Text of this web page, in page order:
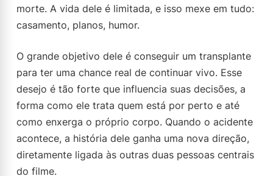
morte. A vida dele é limitada, e isso mexe em tudo:
casamento, planos, humor.
O grande objetivo dele é conseguir um transplante
para ter uma chance real de continuar vivo. Esse
desejo é tão forte que influencia suas decisões, a
forma como ele trata quem está por perto e até
como enxerga o próprio corpo. Quando o acidente
acontece, a história dele ganha uma nova direção,
diretamente ligada às outras duas pessoas centrais
do filme.